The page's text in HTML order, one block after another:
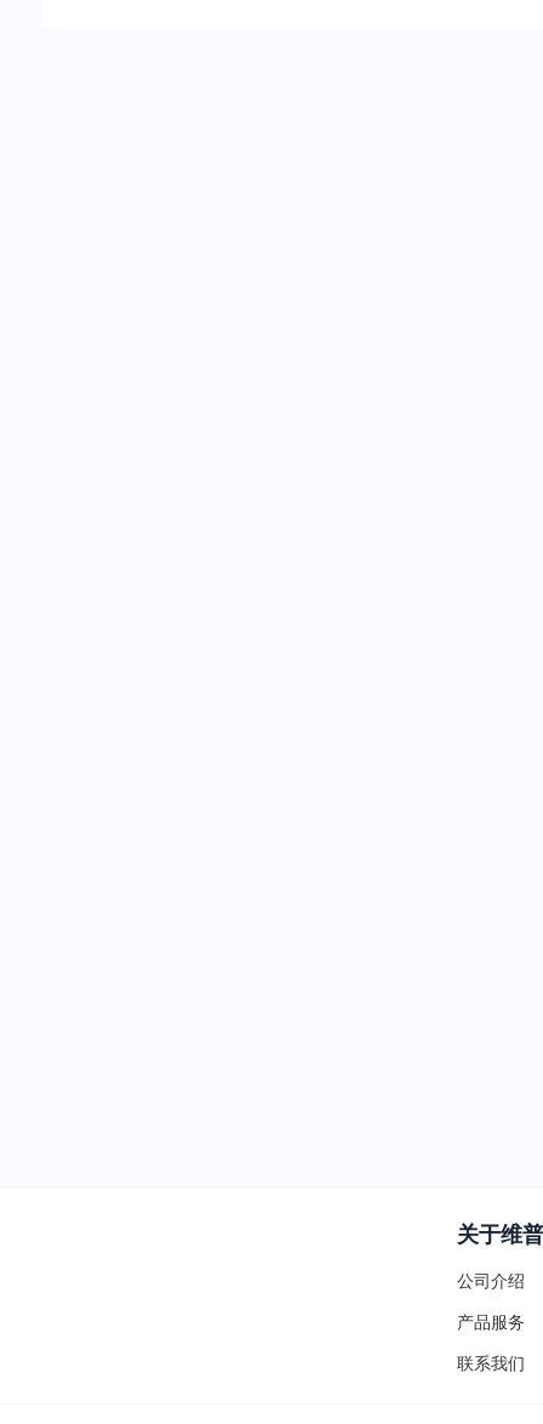
关于维普
公司介绍
产品服务
联系我们